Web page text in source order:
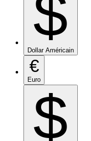
Dollar Américain
€
Euro
$